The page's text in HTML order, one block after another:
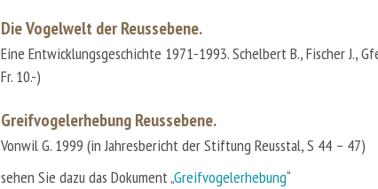
Die Vogelwelt der Reussebene.
Eine Entwicklungsgeschichte 1971-1993. Schelbert B., Fischer J.,
Fr. 10.-)
Greifvogelerhebung Reussebene.
Vonwil G. 1999 (in Jahresbericht der Stiftung Reusstal, S 44 – 47)
sehen Sie dazu das Dokument „Greifvogelerhebung“